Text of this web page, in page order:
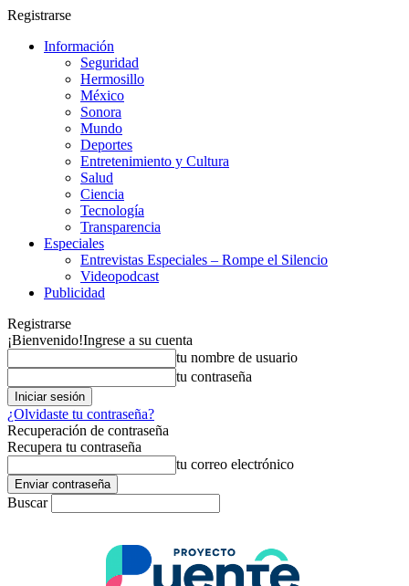
Registrarse
Información
Seguridad
Hermosillo
México
Sonora
Mundo
Deportes
Entretenimiento y Cultura
Salud
Ciencia
Tecnología
Transparencia
Especiales
Entrevistas Especiales – Rompe el Silencio
Videopodcast
Publicidad
Registrarse
¡Bienvenido!Ingrese a su cuenta
tu nombre de usuario
tu contraseña
¿Olvidaste tu contraseña?
Recuperación de contraseña
Recupera tu contraseña
tu correo electrónico
Buscar